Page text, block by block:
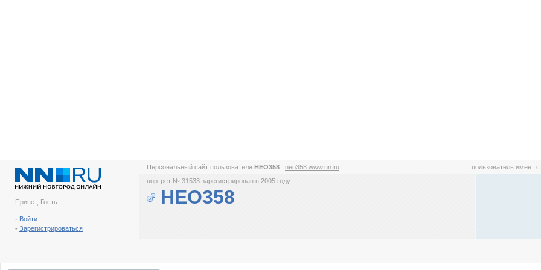
Привет, Гость !
- Войти
- Зарегистрироваться
Персональный сайт пользователя НЕО358 : neo358.www.nn.ru пользователь имеет
портрет № 31533 зарегистрирован в 2005 году
НЕО358